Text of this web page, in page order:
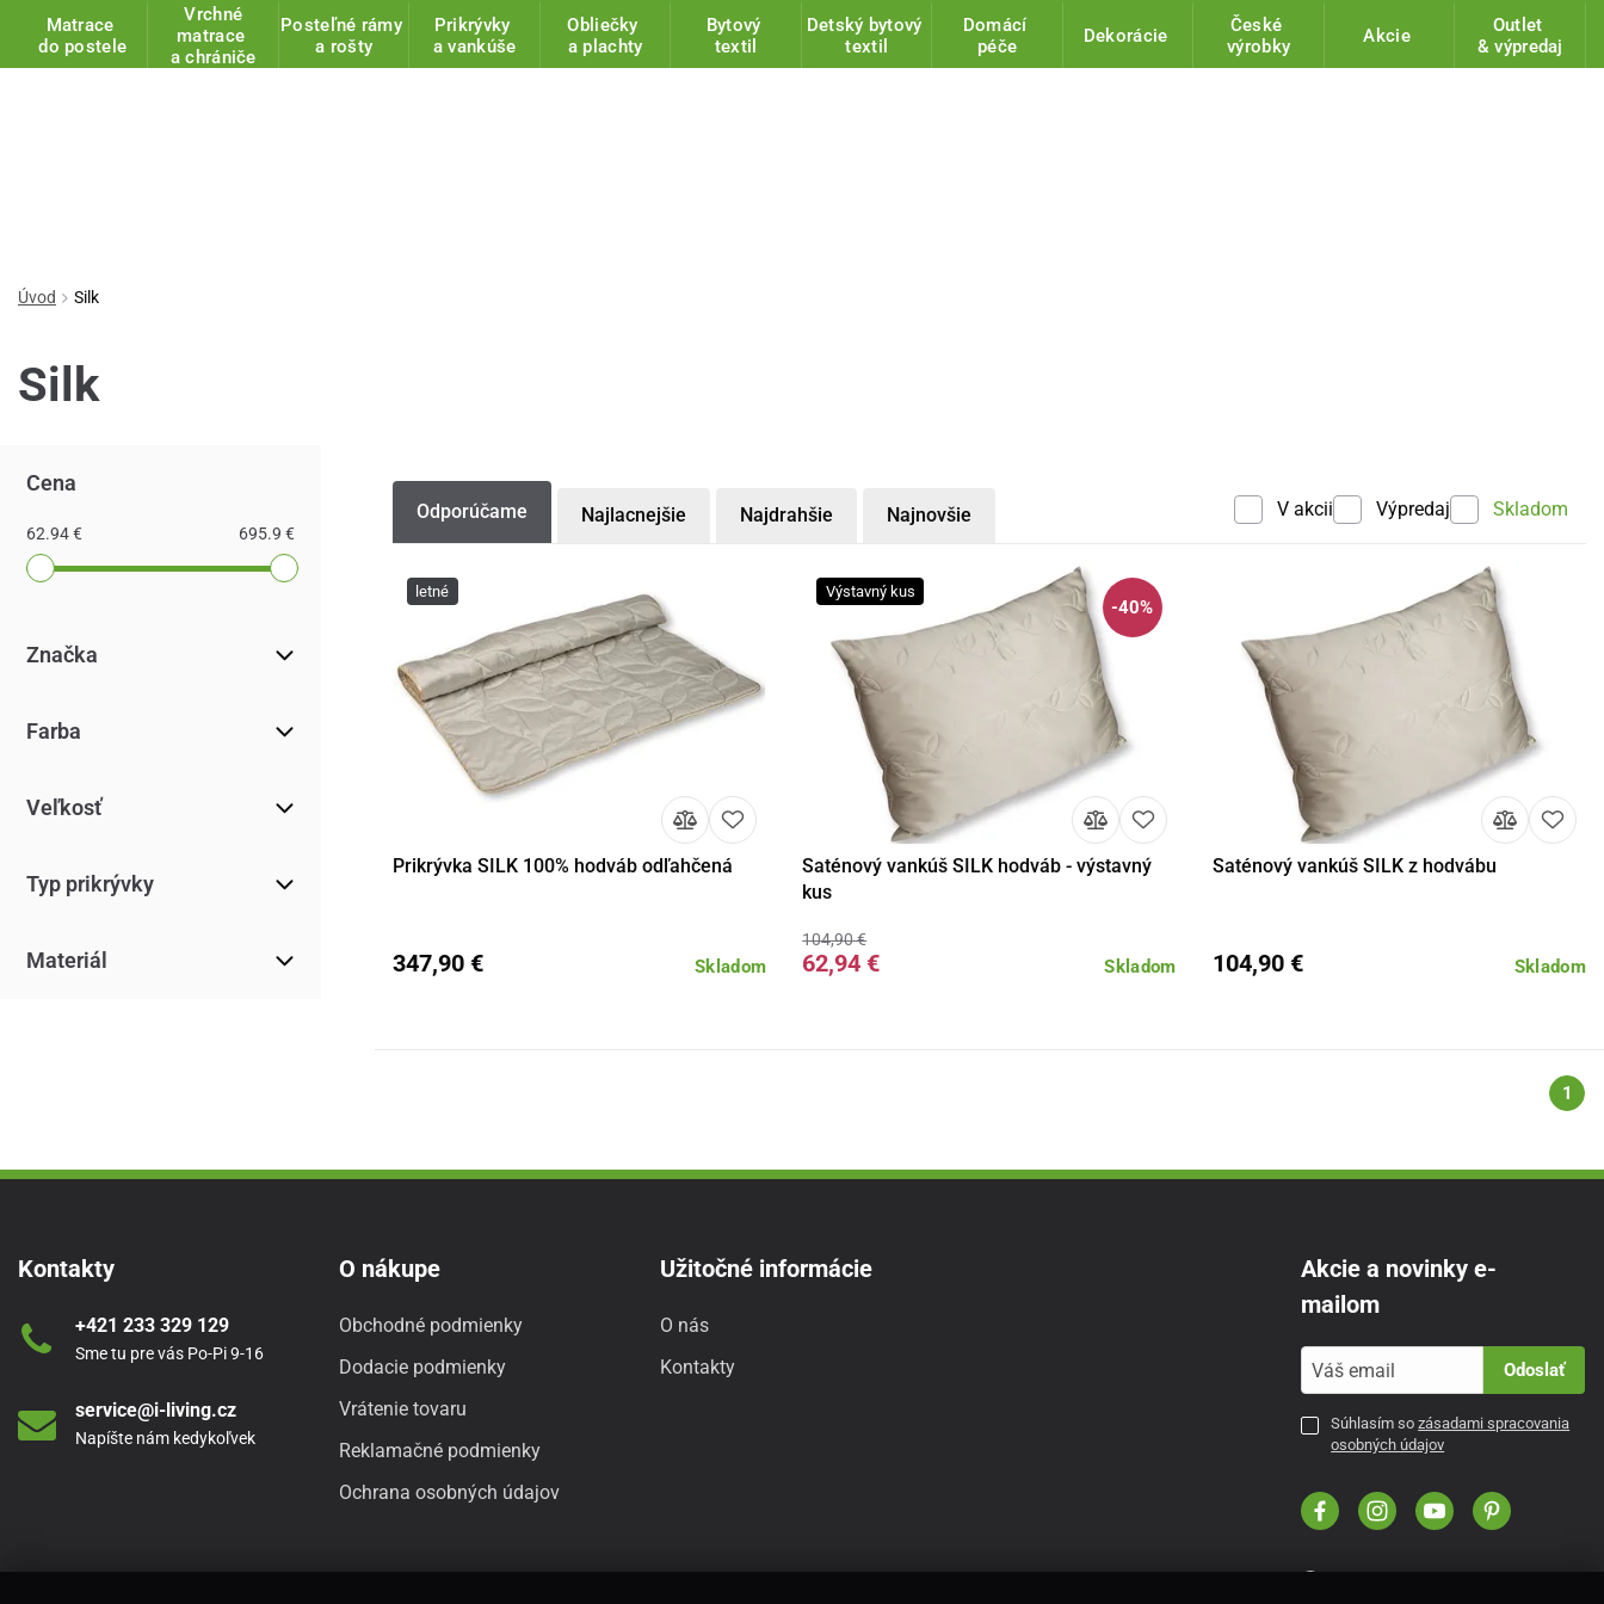
Matrace
do postele
Vrchné
matrace
a chrániče
Posteľné rámy
a rošty
Prikrývky
a vankúše
Obliečky
a plachty
Bytový
textil
Detský bytový
textil
Domácí
péče
Dekorácie
České
výrobky
Akcie
Outlet
& výpredaj
Úvod Silk
Silk
Cena
62.94 € 695.9 €
Značka
Farba
Veľkosť
Typ prikrývky
Materiál
Odporúčame Najlacnejšie Najdrahšie Najnovšie V akcii Výpredaj Skladom
letné
Detail
Prikrývka SILK 100% hodváb odľahčená
Skladom
347,90 €
-40%
Výstavný kus
Detail
Saténový vankúš SILK hodváb - výstavný
kus
Skladom
104,90 €
62,94 €
Detail
Saténový vankúš SILK z hodvábu
Skladom
104,90 €
1
Kontakty
+421 233 329 129
Sme tu pre vás Po-Pi 9-16
service@i-living.cz
Napíšte nám kedykoľvek
O nákupe
Obchodné podmienky
Dodacie podmienky
Vrátenie tovaru
Reklamačné podmienky
Ochrana osobných údajov
Užitočné informácie
O nás
Kontakty
Akcie a novinky e-
mailom
Odoslať
Súhlasím sozásadami spracovania
osobných údajov